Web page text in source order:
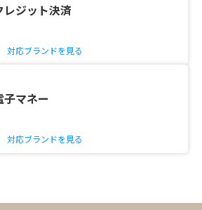
レジット決済
対応ブランドを見る
子マネー
対応ブランドを見る